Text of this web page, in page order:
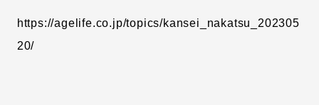
https://agelife.co.jp/topics/kansei_nakatsu_202305
20/